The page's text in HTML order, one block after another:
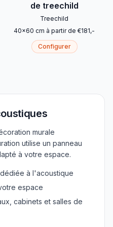
de treechild
Treechild
40x60 cm à partir de €181,-
Configurer
murale
utilise un panneau
à votre espace.
à l'acoustique
espace
cabinets et salles de